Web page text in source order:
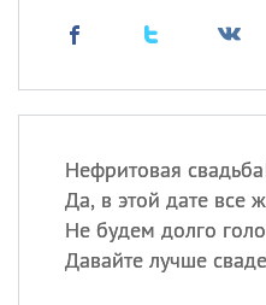
Нефритовая
Да, в этой дате все
Не будем долго
Давайте лучше